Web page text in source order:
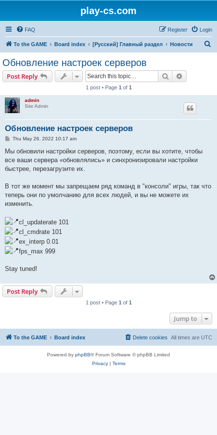
play-cs.com
FAQ Login
Register
To the GAME Board index [Русский] Главный раздел Новости
Обновление настроек серверов
Post Reply Search
1 post • Page 1 of 1
admin
Site Admin
Обновление настроек серверов
P
s
Thu May 26, 2022 10:17 am
Мы обновили настройки серверов, поэтому, если вы хотите, чтобы
все ваши сервера «обновлялись» и синхронизировали настройки
быстрее, перезагрузите их.
В тот же момент мы запрещаем ряд команд в "консоли" игры, так что
теперь они по умолчанию для всех людей, и вы не можете их
изменить.
cl_updaterate 101
cl_cmdrate 101
ex_interp 0.01
fps_max 999
Stay tuned!
Post Reply
1 post • Page 1 of 1
Jump to
To the GAME Board index All times are UTC
Delete cookies
Powered by phpBB® Forum Software © phpBB Limited
Privacy| Terms